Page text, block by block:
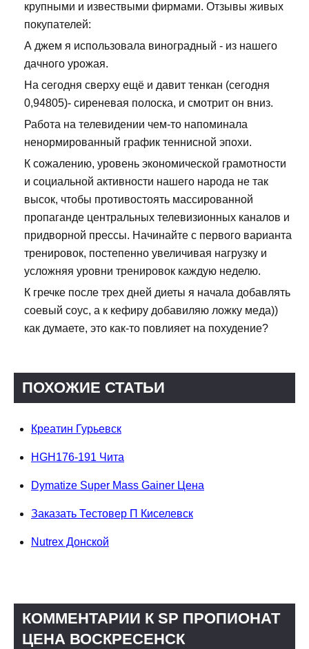
крупными и извествыми фирмами. Отзывы живых
покупателей:
А джем я использовала виноградный - из нашего
дачного урожая.
На сегодня сверху ещё и давит тенкан (сегодня
0,94805)- сиреневая полоска, и смотрит он вниз.
Работа на телевидении чем-то напоминала
ненормированный график теннисной эпохи.
К сожалению, уровень экономической грамотности
и социальной активности нашего народа не так
высок, чтобы противостоять массированной
пропаганде центральных телевизионных каналов и
придворной прессы. Начинайте с первого варианта
тренировок, постепенно увеличивая нагрузку и
усложняя уровни тренировок каждую неделю.
К гречке после трех дней диеты я начала добавлять
соевый соус, а к кефиру добавиляю ложку меда))
как думаете, это как-то повлияет на похудение?
ПОХОЖИЕ СТАТЬИ
Креатин Гурьевск
HGH176-191 Чита
Dymatize Super Mass Gainer Цена
Заказать Тестовер П Киселевск
Nutrex Донской
КОММЕНТАРИИ К SP ПРОПИОНАТ
ЦЕНА ВОСКРЕСЕНСК